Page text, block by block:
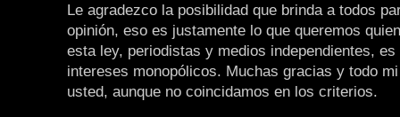
Le agradezco la posibilidad que brinda a todos
opinión, eso es justamente lo que queremos
esta ley, periodistas y medios independientes,
intereses monopólicos. Muchas gracias y todo
usted, aunque no coincidamos en los criterios.